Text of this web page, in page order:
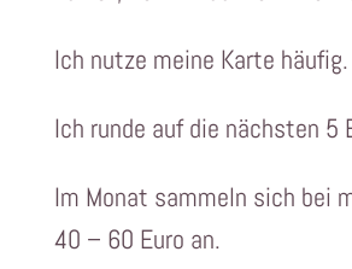
Ich nutze meine Karte häufig.
Ich runde auf die nächsten 5
Im Monat sammeln sich bei
40 – 60 Euro an.